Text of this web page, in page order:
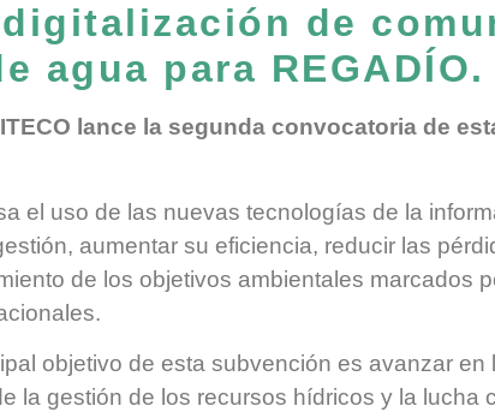
digitalización de
agua para REGADÍO.
lance la segunda convocatoria de
el uso de las nuevas tecnologías de la
aumentar su eficiencia, reducir las
de los objetivos ambientales marcados
objetivo de esta subvención es avanzar en
la gestión de los recursos hídricos y la lucha